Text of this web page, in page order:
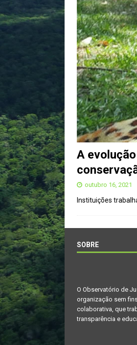
[
A
outubro 16, 2021
Instituições
SOBRE
O Observatório de
organização sem
colaborativa, que
transparência e